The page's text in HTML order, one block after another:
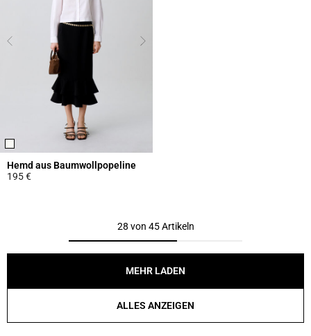
Hemd aus Baumwollpopeline
195 €
28 von 45 Artikeln
MEHR LADEN
ALLES ANZEIGEN